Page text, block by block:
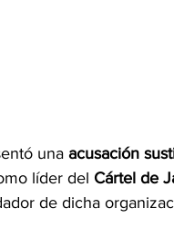
una acusación
líder del Cártel de
de dicha